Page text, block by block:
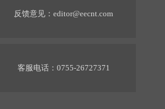
反馈意见： editor@eecnt.com
客服电话：0755-26727371